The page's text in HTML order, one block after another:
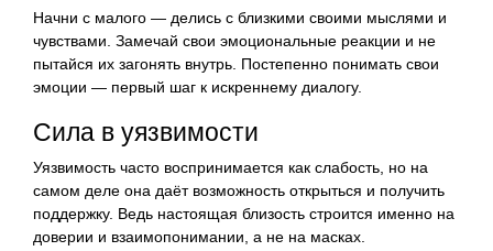
Начни с малого — делись с близкими своими мыслями и
чувствами. Замечай свои эмоциональные реакции и не
пытайся их загонять внутрь. Постепенно понимать свои
эмоции — первый шаг к искреннему диалогу.
Сила в уязвимости
Уязвимость часто воспринимается как слабость, но на
самом деле она даёт возможность открыться и получить
поддержку. Ведь настоящая близость строится именно на
доверии и взаимопонимании, а не на масках.